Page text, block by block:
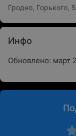
Гродно, Горького,
Инфо
Обновлено: март